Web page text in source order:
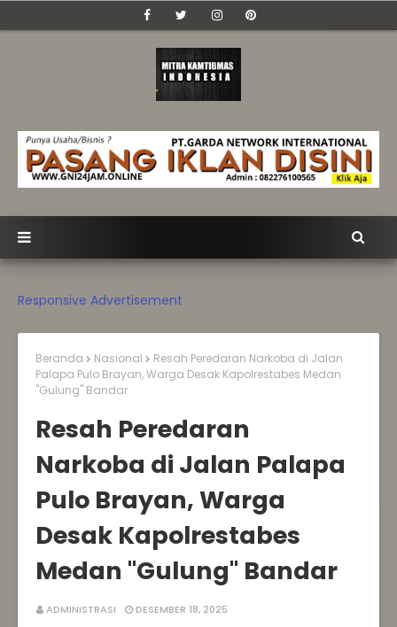
Responsive Advertisement
Beranda Nasional
Resah Peredaran Narkoba di Jalan
Palapa Pulo Brayan, Warga Desak Kapolrestabes Medan
"Gulung" Bandar
Resah Peredaran
Narkoba di Jalan Palapa
Pulo Brayan, Warga
Desak Kapolrestabes
Medan "Gulung" Bandar
ADMINISTRASI DESEMBER 18, 2025